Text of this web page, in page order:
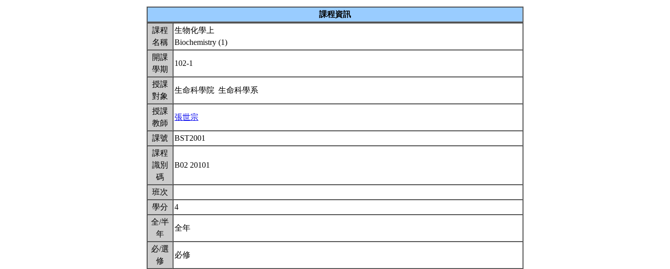
課程資訊
課程
名稱
生物化學上
Biochemistry (1)
開課
學期
102-1
授課
對象
生命科學院 生命科學系
授課
教師
張世宗
課號
BST2001
課程
識別
碼
B02 20101
班次
學分
4
全/半
年
全年
必/選
修
必修